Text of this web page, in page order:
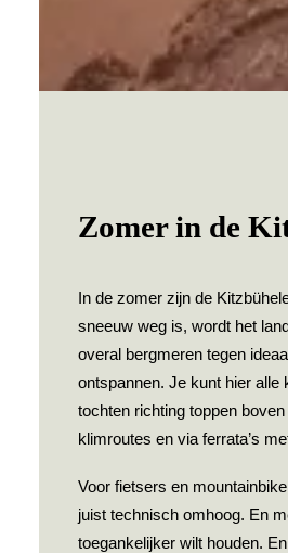
Zomer in de
In de zomer zijn de
sneeuw weg is, wordt het
overal bergmeren tegen
ontspannen. Je kunt hier
tochten richting toppen
klimroutes en via ferrata’s
Voor fietsers en
juist technisch omhoog. En
toegankelijker wilt houden.